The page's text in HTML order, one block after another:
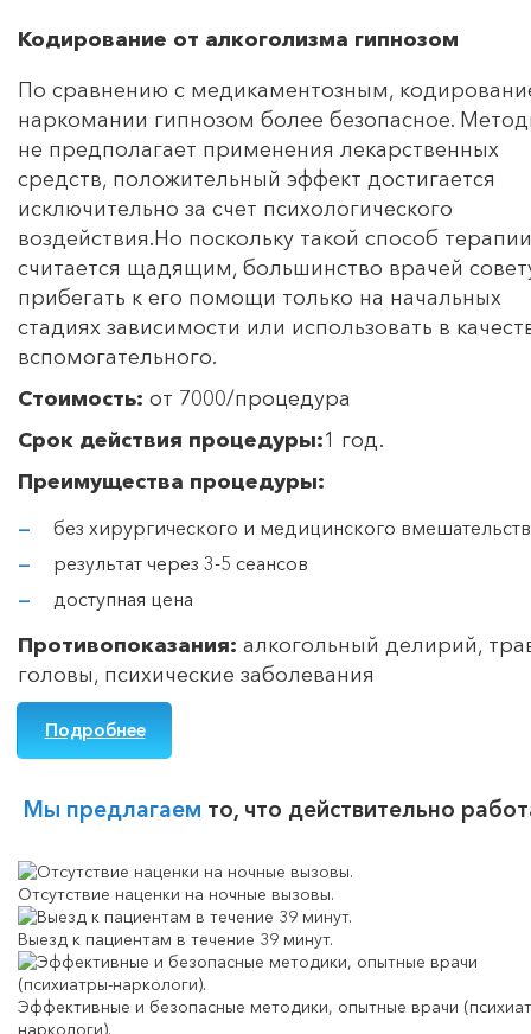
Кодирование от алкоголизма гипнозом
По сравнению с медикаментозным,
наркомании гипнозом более безопасное.
не предполагает применения лекарственных
средств, положительный эффект достигается
исключительно за счет психологического
воздействия.Но поскольку такой способ терапии
считается щадящим, большинство врачей
прибегать к его помощи только на начальных
стадиях зависимости или использовать в
вспомогательного.
Стоимость: от 7000/процедура
Срок действия процедуры:1 год.
Преимущества процедуры:
без хирургического и медицинского
результат через 3-5 сеансов
доступная цена
Противопоказания: алкогольный делирий,
головы, психические заболевания
Подробнее
Мы предлагаем то, что действительно
Отсутствие наценки на ночные вызовы.
Выезд к пациентам в течение 39 минут.
Эффективные и безопасные методики, опытные врачи
наркологи).